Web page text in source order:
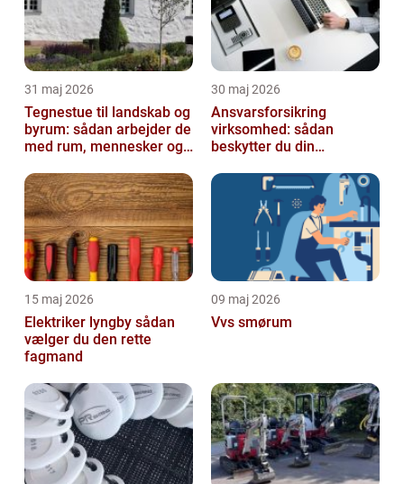
31 maj 2026
Tegnestue til landskab og
byrum: sådan arbejder de
med rum, mennesker og
30 maj 2026
Ansvarsforsikring
virksomhed: sådan
beskytter du din
15 maj 2026
Elektriker lyngby sådan
vælger du den rette
fagmand
09 maj 2026
Vvs smørum